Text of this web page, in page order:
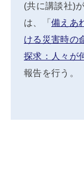
(共に講談社)
は、「備えあ
ける災害時の
探求：人々が
報告を行う。